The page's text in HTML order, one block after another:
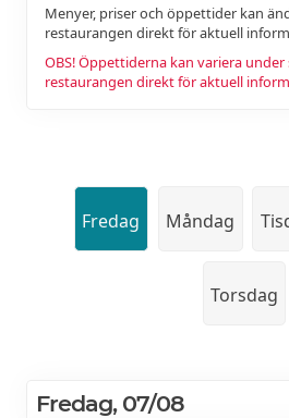
Menyer, priser och öppettider kan
restaurangen direkt för aktuell
OBS! Öppettiderna kan variera
restaurangen direkt för aktuell
Fredag Måndag
Torsdag
Fredag, 07/08